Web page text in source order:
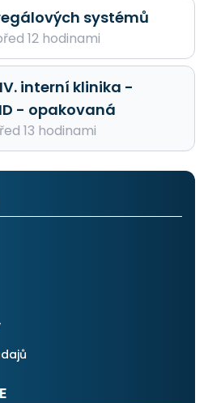
systémů
12 hodinami
interní klinika -
- opakovaná
13 hodinami